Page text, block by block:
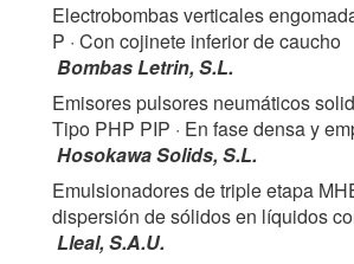
Electrobombas verticales
P · Con cojinete inferior de caucho
Bombas Letrin, S.L.
Emisores pulsores neumáticos
Tipo PHP PIP · En fase densa y
Hosokawa Solids, S.L.
Emulsionadores de triple etapa
dispersión de sólidos en líquidos
Lleal, S.A.U.